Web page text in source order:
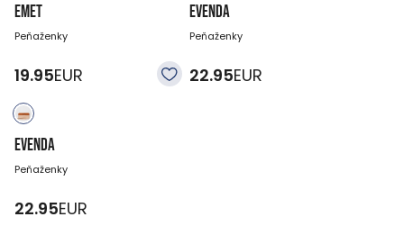
EMET
Peňaženky
19.95EUR
EVENDA
Peňaženky
22.95EUR
EVENDA
Peňaženky
22.95EUR